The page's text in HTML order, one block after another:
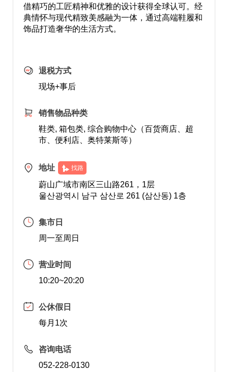
借精巧的工匠精神和优雅的设计获得全球认可。经
典情怀与现代精致美感融为一体，通过高端鞋履和
饰品打造奢华的生活方式。
退税方式
现场+事后
销售物品种类
鞋类, 箱包类, 综合购物中心（百货商店、超
市、便利店、奥特莱斯等）
地址 找路
蔚山广域市南区三山路261，1层
울산광역시 남구 삼산로 261 (삼산동) 1층
集市日
周一至周日
营业时间
10:20~20:20
公休假日
每月1次
咨询电话
052-228-0130